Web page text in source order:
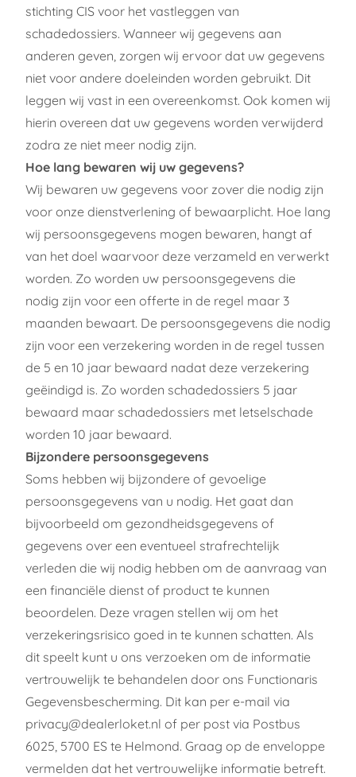
stichting CIS voor het vastleggen van
schadedossiers. Wanneer wij gegevens aan
anderen geven, zorgen wij ervoor dat uw gegevens
niet voor andere doeleinden worden gebruikt. Dit
leggen wij vast in een overeenkomst. Ook komen wij
hierin overeen dat uw gegevens worden verwijderd
zodra ze niet meer nodig zijn.
Hoe lang bewaren wij uw gegevens?
Wij bewaren uw gegevens voor zover die nodig zijn
voor onze dienstverlening of bewaarplicht. Hoe lang
wij persoonsgegevens mogen bewaren, hangt af
van het doel waarvoor deze verzameld en verwerkt
worden. Zo worden uw persoonsgegevens die
nodig zijn voor een offerte in de regel maar 3
maanden bewaart. De persoonsgegevens die nodig
zijn voor een verzekering worden in de regel tussen
de 5 en 10 jaar bewaard nadat deze verzekering
geëindigd is. Zo worden schadedossiers 5 jaar
bewaard maar schadedossiers met letselschade
worden 10 jaar bewaard.
Bijzondere persoonsgegevens
Soms hebben wij bijzondere of gevoelige
persoonsgegevens van u nodig. Het gaat dan
bijvoorbeeld om gezondheidsgegevens of
gegevens over een eventueel strafrechtelijk
verleden die wij nodig hebben om de aanvraag van
een financiële dienst of product te kunnen
beoordelen. Deze vragen stellen wij om het
verzekeringsrisico goed in te kunnen schatten. Als
dit speelt kunt u ons verzoeken om de informatie
vertrouwelijk te behandelen door ons Functionaris
Gegevensbescherming. Dit kan per e-mail via
privacy@dealerloket.nl of per post via Postbus
6025, 5700 ES te Helmond. Graag op de enveloppe
vermelden dat het vertrouwelijke informatie betreft.